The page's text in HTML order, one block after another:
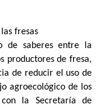
fresas
de saberes entre la
productores de fresa,
de reducir el uso de
agroecológico de los
la Secretaría de